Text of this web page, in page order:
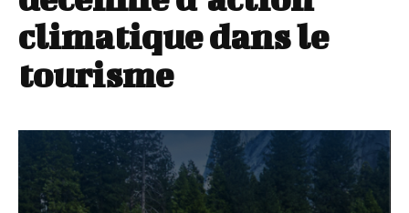
climatique dans le
tourisme